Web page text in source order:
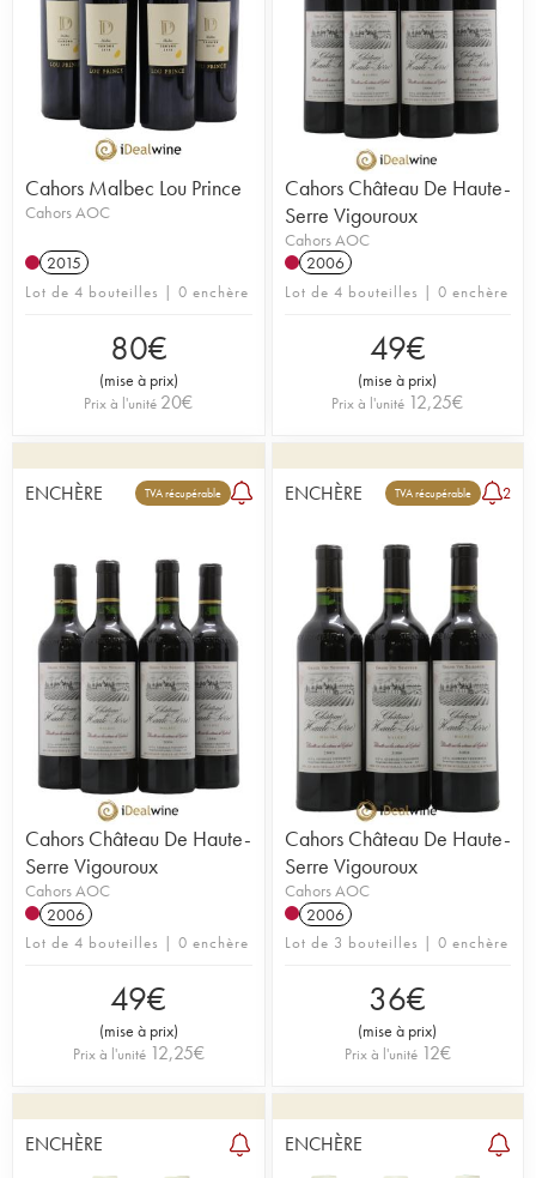
Cahors Malbec Lou Prince
Cahors AOC
2015
Lot de 4 bouteilles | 0 enchère
80€
(mise à prix)
Prix à l'unité 20€
Cahors Château De Haute-
Serre Vigouroux
Cahors AOC
2006
Lot de 4 bouteilles | 0 enchère
49€
(mise à prix)
Prix à l'unité 12,25€
ENCHÈRE TVA récupérable
Cahors Château De Haute-
Serre Vigouroux
Cahors AOC
2006
Lot de 4 bouteilles | 0 enchère
49€
(mise à prix)
Prix à l'unité 12,25€
ENCHÈRE TVA récupérable 2
Cahors Château De Haute-
Serre Vigouroux
Cahors AOC
2006
Lot de 3 bouteilles | 0 enchère
36€
(mise à prix)
Prix à l'unité 12€
ENCHÈRE ENCHÈRE